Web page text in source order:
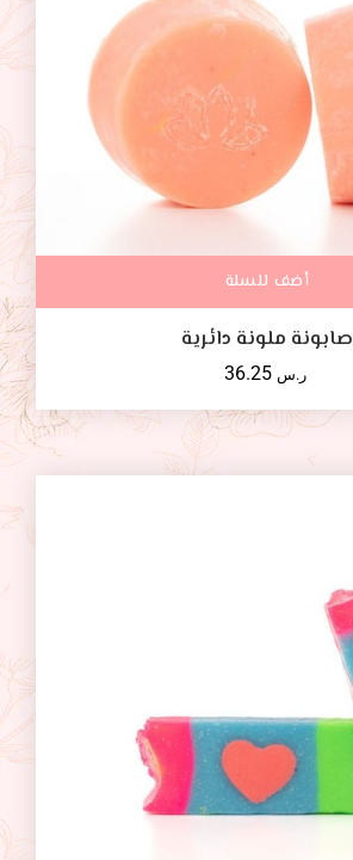
أضف للسلة
صابونة ملونة دائرية
ر.س